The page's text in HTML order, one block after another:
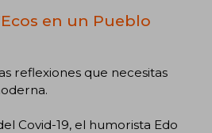
en un Pueblo
reflexiones que necesitas
Covid-19, el humorista Edo